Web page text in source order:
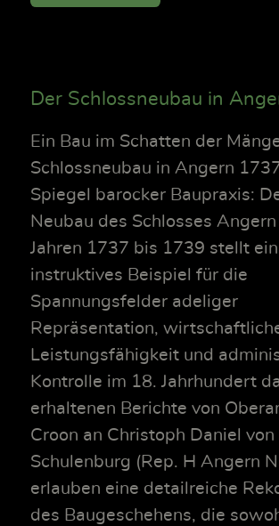
Der Schlossneubau in
Ein Bau im Schatten der
Schlossneubau in Angern
Spiegel barocker Baupraxis:
Neubau des Schlosses
Jahren 1737 bis 1739 stellt ein
instruktives Beispiel für die
Spannungsfelder adeliger
Repräsentation,
Leistungsfähigkeit und
Kontrolle im 18. Jahrhundert
erhaltenen Berichte von
Croon an Christoph Daniel von
Schulenburg (Rep. H Angern
erlauben eine detailreiche
des Baugeschehens, die